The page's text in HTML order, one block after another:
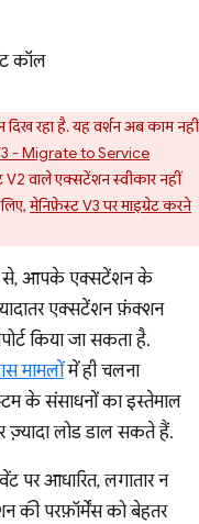
कॉल
रहा है. यह वर्शन अब काम नहीं
- Migrate to Service
वाले एक्सटेंशन स्वीकार नहीं
मेनिफ़ेस्ट V3 पर माइग्रेट करने
से, आपके एक्सटेंशन के
एक्सटेंशन फ़ंक्शन
किया जा सकता है.
मामलोंमें ही चलना
के संसाधनों का इस्तेमाल
ज़्यादा लोड डाल सकते हैं.
पर आधारित, लगातार न
की परफ़ॉर्मेंस को बेहतर